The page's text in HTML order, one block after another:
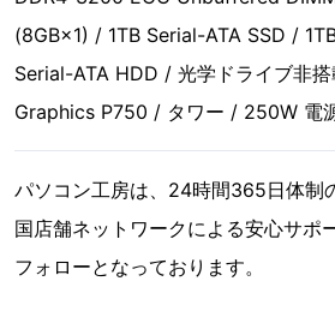
(8GB×1) / 1TB Serial-ATA SSD /
Serial-ATA HDD / 光学ドライブ非
Graphics P750 / タワー / 250W 電
パソコン工房は、24時間365日体制
国店舗ネットワークによる安心サポ
フォローとなっております。